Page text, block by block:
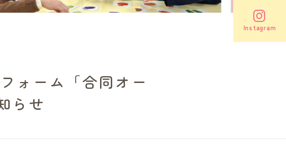
ォーム「合同オー
らせ
Instagram